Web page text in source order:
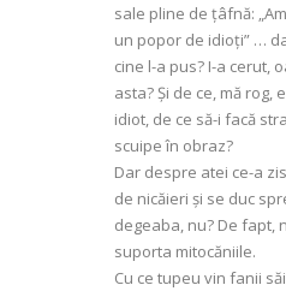
sale pline de țâfnă:
un popor de idioți” …
cine l-a pus? I-a cerut,
asta? Și de ce, mă rog,
idiot, de ce să-i facă
scuipe în obraz?
Dar despre atei ce-a
de nicăieri și se duc
degeaba, nu? De fapt,
suporta mitocăniile.
Cu ce tupeu vin fanii